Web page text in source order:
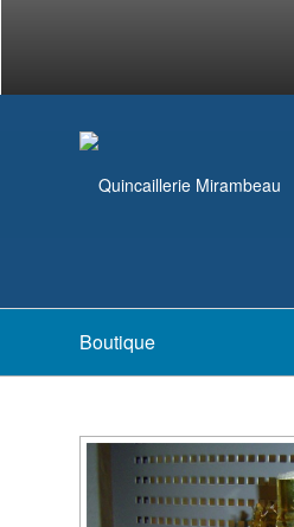
Boutique